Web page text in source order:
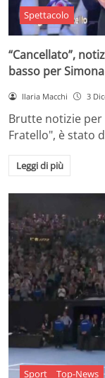
Spettacolo
“Cancellato”,
basso per
Ilaria Macchi 3
Brutte notizie per
Fratello", è stato
Leggi di più
Sport Top-News